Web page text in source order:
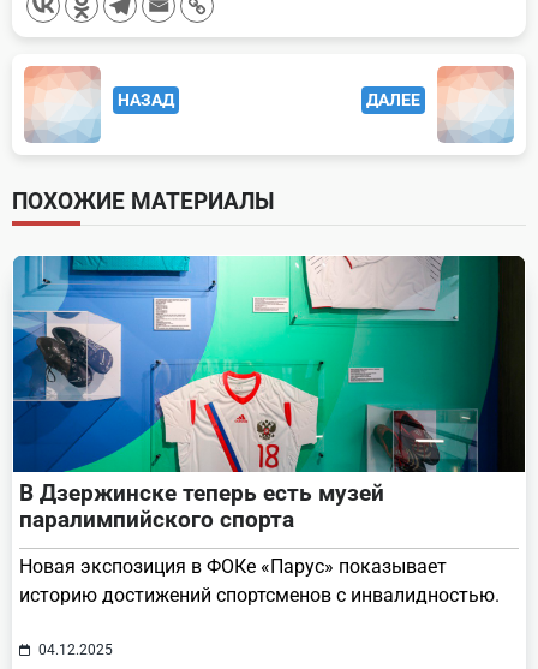
<span
class="nav-
subtitle
screen-
reader-
text">Page</span>
НАЗАД ДАЛЕЕ
ПОХОЖИЕ МАТЕРИАЛЫ
В Дзержинске теперь есть музей
паралимпийского спорта
Новая экспозиция в ФОКе «Парус» показывает
историю достижений спортсменов с инвалидностью.
04.12.2025